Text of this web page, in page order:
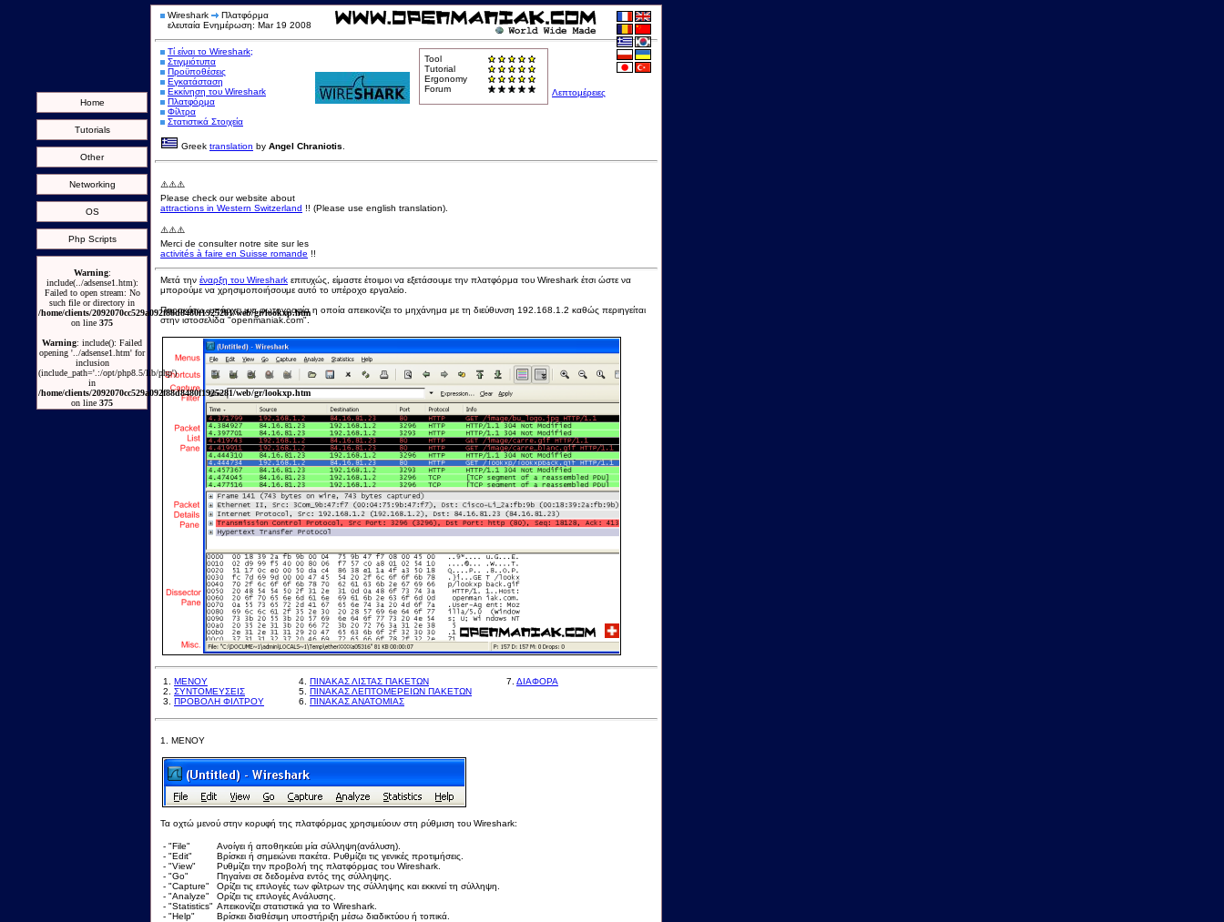
Home
Tutorials
Other
Networking
OS
Php Scripts
Warning:
include(../adsense1.htm):
Failed to open stream: No
such file or directory in
/home/clients/2092070cc529a092f88d8480f1925281/web/gr/lookxp.htm
on line 375
Warning: include(): Failed
opening '../adsense1.htm' for
inclusion
(include_path='.:/opt/php8.5/lib/php')
in
/home/clients/2092070cc529a092f88d8480f1925281/web/gr/lookxp.htm
on line 375
Wireshark
Πλατφόρμα
ελευταία Ενημέρωση: Mar 19 2008
Tool
Tutorial
Ergonomy
Forum
Λεπτομέρειες
Τί είναι το Wireshark;
Στιγμιότυπα
Προϋποθέσεις
Εγκατάσταση
Εκκίνηση του Wireshark
Πλατφόρμα
Φίλτρα
Στατιστικά Στοιχεία
Greek translation by Angel Chraniotis
⚠️⚠️⚠️
Please check our website about
attractions in Western Switzerland !! (Please use english translation).
⚠️⚠️⚠️
Merci de consulter notre site sur les
activités à faire en Suisse romande !!
Μετά την έναρξη του Wireshark επιτυχώς, είμαστε έτοιμοι να εξετάσουμε την πλατφόρμα του Wireshark έτσι ώστε να
μπορούμε να χρησιμοποιήσουμε αυτό το υπέροχο εργαλείο.
Παρακάτω, υπάρχει μια φωτογραφία η οποία απεικονίζει το μηχάνημα με τη διεύθυνση 192.168.1.2 καθώς περιηγείται
στην ιστοσελίδα "openmaniak.com".
1. ΜΕΝΟΥ
2. ΣΥΝΤΟΜΕΥΣΕΙΣ
3. ΠΡΟΒΟΛΗ ΦΙΛΤΡΟΥ
4. ΠΙΝΑΚΑΣ ΛΙΣΤΑΣ ΠΑΚΕΤΩΝ
5. ΠΙΝΑΚΑΣ ΛΕΠΤΟΜΕΡΕΙΩΝ ΠΑΚΕΤΩΝ
6. ΠΙΝΑΚΑΣ ΑΝΑΤΟΜΙΑΣ
7. ΔΙΑΦΟΡΑ
1. ΜΕΝΟΥ
Τα οχτώ μενού στην κορυφή της πλατφόρμας χρησιμεύουν στη ρύθμιση του Wireshark:
- "File"
- "Edit"
- "View"
- "Go"
- "Capture"
- "Analyze"
- "Statistics"
- "Help"
Ανοίγει ή αποθηκεύει μία σύλληψη(ανάλυση).
Βρίσκει ή σημειώνει πακέτα. Ρυθμίζει τις γενικές προτιμήσεις.
Ρυθμίζει την προβολή της πλατφόρμας του Wireshark.
Πηγαίνει σε δεδομένα εντός της σύλληψης.
Ορίζει τις επιλογές των φίλτρων της σύλληψης και εκκινεί τη σύλληψη.
Ορίζει τις επιλογές Ανάλυσης.
Απεικονίζει στατιστικά για το Wireshark.
Βρίσκει διαθέσιμη υποστήριξη μέσω διαδικτύου ή τοπικά.